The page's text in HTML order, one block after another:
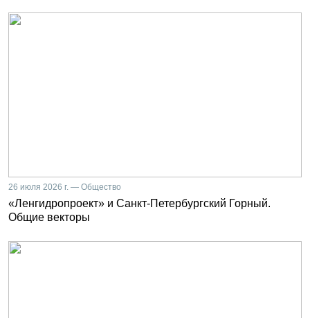
26 июля 2026 г. — Общество
«Ленгидропроект» и Санкт-Петербургский Горный.
Общие векторы